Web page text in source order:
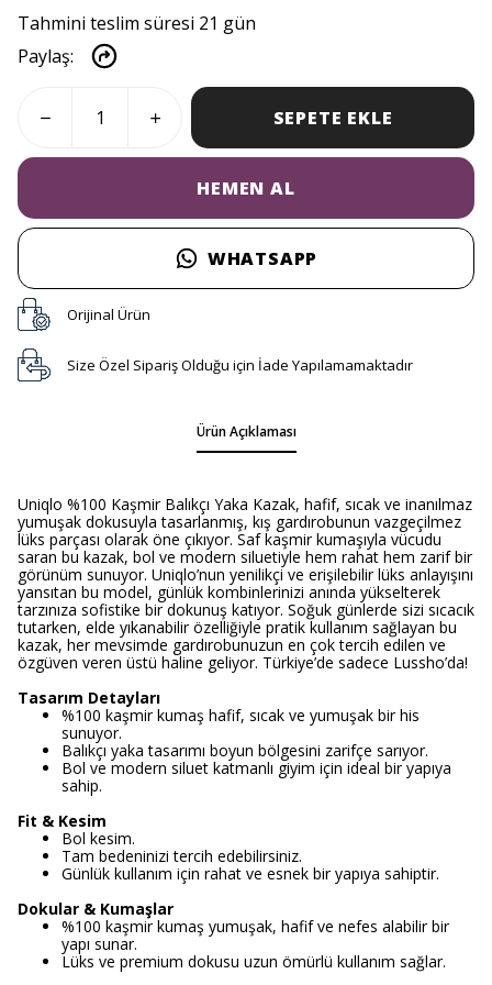
Tahmini teslim süresi 21 gün
Paylaş:
SEPETE EKLE
HEMEN AL
WHATSAPP
Orijinal Ürün
Size Özel Sipariş Olduğu için İade Yapılamamaktadır
Ürün Açıklaması
Uniqlo %100 Kaşmir Balıkçı Yaka Kazak, hafif, sıcak ve inanılmaz
yumuşak dokusuyla tasarlanmış, kış gardırobunun vazgeçilmez
lüks parçası olarak öne çıkıyor. Saf kaşmir kumaşıyla vücudu
saran bu kazak, bol ve modern siluetiyle hem rahat hem zarif bir
görünüm sunuyor. Uniqlo’nun yenilikçi ve erişilebilir lüks anlayışını
yansıtan bu model, günlük kombinlerinizi anında yükselterek
tarzınıza sofistike bir dokunuş katıyor. Soğuk günlerde sizi sıcacık
tutarken, elde yıkanabilir özelliğiyle pratik kullanım sağlayan bu
kazak, her mevsimde gardırobunuzun en çok tercih edilen ve
özgüven veren üstü haline geliyor. Türkiye’de sadece Lussho’da!
Tasarım Detayları
%100 kaşmir kumaş hafif, sıcak ve yumuşak bir his
sunuyor.
Balıkçı yaka tasarımı boyun bölgesini zarifçe sarıyor.
Bol ve modern siluet katmanlı giyim için ideal bir yapıya
sahip.
Fit & Kesim
Bol kesim.
Tam bedeninizi tercih edebilirsiniz.
Günlük kullanım için rahat ve esnek bir yapıya sahiptir.
Dokular & Kumaşlar
%100 kaşmir kumaş yumuşak, hafif ve nefes alabilir bir
yapı sunar.
Lüks ve premium dokusu uzun ömürlü kullanım sağlar.